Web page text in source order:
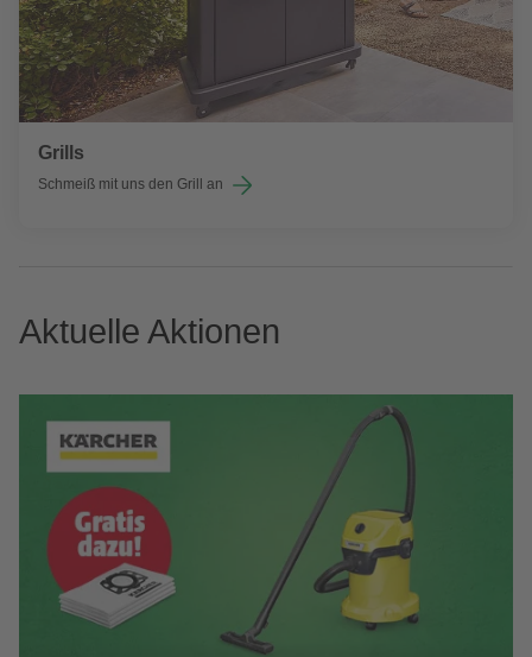
Grills
Schmeiß mit uns den Grill an
Aktuelle Aktionen